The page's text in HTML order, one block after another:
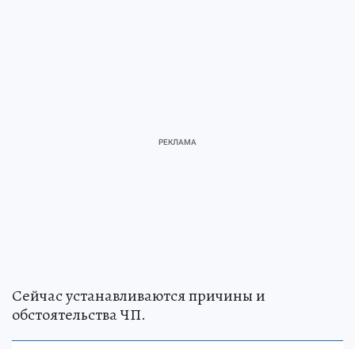
Сейчас устанавливаются причины и
обстоятельства ЧП.